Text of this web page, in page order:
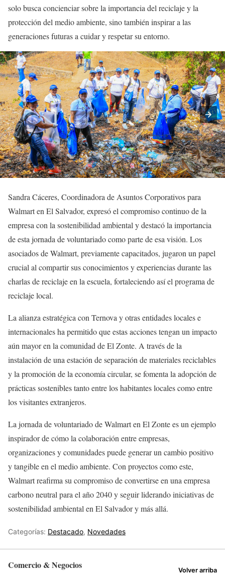
solo busca concienciar sobre la importancia del reciclaje y la
protección del medio ambiente, sino también inspirar a las
generaciones futuras a cuidar y respetar su entorno.
Sandra Cáceres, Coordinadora de Asuntos Corporativos para
Walmart en El Salvador, expresó el compromiso continuo de la
empresa con la sostenibilidad ambiental y destacó la importancia
de esta jornada de voluntariado como parte de esa visión. Los
asociados de Walmart, previamente capacitados, jugaron un papel
crucial al compartir sus conocimientos y experiencias durante las
charlas de reciclaje en la escuela, fortaleciendo así el programa de
reciclaje local.
La alianza estratégica con Ternova y otras entidades locales e
internacionales ha permitido que estas acciones tengan un impacto
aún mayor en la comunidad de El Zonte. A través de la
instalación de una estación de separación de materiales reciclables
y la promoción de la economía circular, se fomenta la adopción de
prácticas sostenibles tanto entre los habitantes locales como entre
los visitantes extranjeros.
La jornada de voluntariado de Walmart en El Zonte es un ejemplo
inspirador de cómo la colaboración entre empresas,
organizaciones y comunidades puede generar un cambio positivo
y tangible en el medio ambiente. Con proyectos como este,
Walmart reafirma su compromiso de convertirse en una empresa
carbono neutral para el año 2040 y seguir liderando iniciativas de
sostenibilidad ambiental en El Salvador y más allá.
Categorías: Destacado, Novedades
Comercio & Negocios Volver arriba